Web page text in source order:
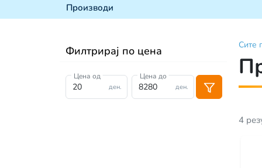
Производи
Филтрирај по цена
ден.
Цена од
ден.
Цена до
Сите
4